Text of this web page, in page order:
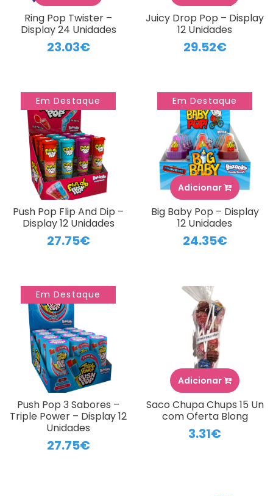
Ring Pop Twister –
Display 24 Unidades
23.03€
Juicy Drop Pop – Display
12 Unidades
29.52€
Em Destaque
Push Pop Flip And Dip –
Display 12 Unidades
27.75€
Em Destaque
Adicionar
Big Baby Pop – Display
12 Unidades
24.35€
Em Destaque
Push Pop 3 Sabores –
Triple Power – Display 12
Unidades
27.75€
Adicionar
Saco Chupa Chups 15 Un
com Oferta Blong
3.31€